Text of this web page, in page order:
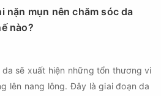
nặn mụn nên chăm sóc da
nào?
da sẽ xuất hiện những tổn thương vi
lên nang lông. Đây là giai đoạn da